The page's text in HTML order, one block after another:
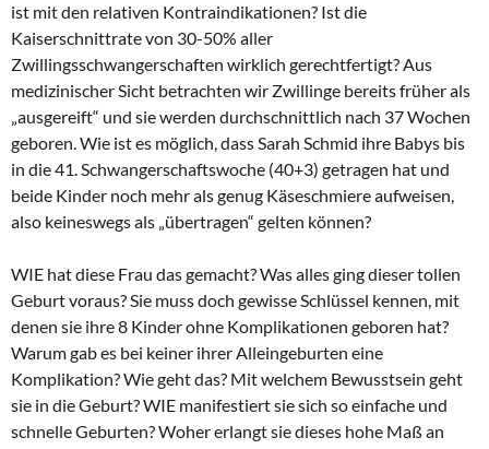
ist mit den relativen Kontraindikationen? Ist die
Kaiserschnittrate von 30-50% aller
Zwillingsschwangerschaften wirklich gerechtfertigt? Aus
medizinischer Sicht betrachten wir Zwillinge bereits früher als
„ausgereift“ und sie werden durchschnittlich nach 37 Wochen
geboren. Wie ist es möglich, dass Sarah Schmid ihre Babys bis
in die 41. Schwangerschaftswoche (40+3) getragen hat und
beide Kinder noch mehr als genug Käseschmiere aufweisen,
also keineswegs als „übertragen“ gelten können?
WIE hat diese Frau das gemacht? Was alles ging dieser tollen
Geburt voraus? Sie muss doch gewisse Schlüssel kennen, mit
denen sie ihre 8 Kinder ohne Komplikationen geboren hat?
Warum gab es bei keiner ihrer Alleingeburten eine
Komplikation? Wie geht das? Mit welchem Bewusstsein geht
sie in die Geburt? WIE manifestiert sie sich so einfache und
schnelle Geburten? Woher erlangt sie dieses hohe Maß an